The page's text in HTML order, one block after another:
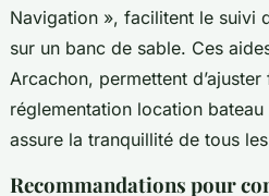
Navigation », facilitent le suivi
sur un banc de sable. Ces
Arcachon, permettent
réglementation location
assure la tranquillité de tous
Recommandations pour